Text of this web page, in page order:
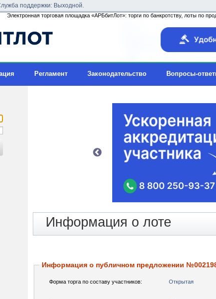
поддержки: Выходной.
Электронная торговая площадка «АРБбитЛот»: торги по банкротству, лоты по
Регламент Законодательство Вопросы-
Информация о лоте
Информация о публичном предложении
Форма торга по составу участников: Открытая